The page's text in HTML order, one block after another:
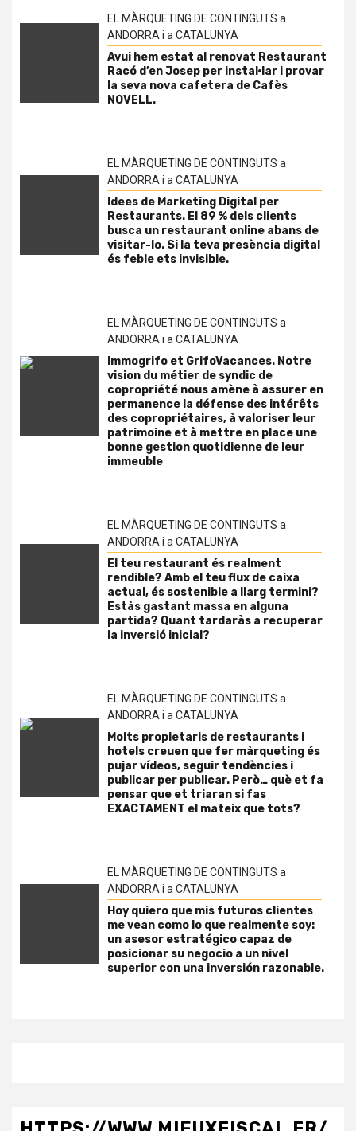
EL MÀRQUETING DE CONTINGUTS a
ANDORRA i a CATALUNYA
Avui hem estat al renovat Restaurant
Racó d’en Josep per instal·lar i provar
la seva nova cafetera de Cafès
NOVELL.
EL MÀRQUETING DE CONTINGUTS a
ANDORRA i a CATALUNYA
Idees de Marketing Digital per
Restaurants. El 89 % dels clients
busca un restaurant online abans de
visitar-lo. Si la teva presència digital
és feble ets invisible.
EL MÀRQUETING DE CONTINGUTS a
ANDORRA i a CATALUNYA
Immogrifo et GrifoVacances. Notre
vision du métier de syndic de
copropriété nous amène à assurer en
permanence la défense des intérêts
des copropriétaires, à valoriser leur
patrimoine et à mettre en place une
bonne gestion quotidienne de leur
immeuble
EL MÀRQUETING DE CONTINGUTS a
ANDORRA i a CATALUNYA
El teu restaurant és realment
rendible? Amb el teu flux de caixa
actual, és sostenible a llarg termini?
Estàs gastant massa en alguna
partida? Quant tardaràs a recuperar
la inversió inicial?
EL MÀRQUETING DE CONTINGUTS a
ANDORRA i a CATALUNYA
Molts propietaris de restaurants i
hotels creuen que fer màrqueting és
pujar vídeos, seguir tendències i
publicar per publicar. Però… què et fa
pensar que et triaran si fas
EXACTAMENT el mateix que tots?
EL MÀRQUETING DE CONTINGUTS a
ANDORRA i a CATALUNYA
Hoy quiero que mis futuros clientes
me vean como lo que realmente soy:
un asesor estratégico capaz de
posicionar su negocio a un nivel
superior con una inversión razonable.